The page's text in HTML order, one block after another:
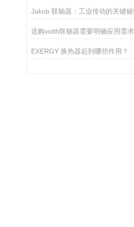
选购voith联轴器需要明确应用需求
EXERGY 换热器起到哪些作用？